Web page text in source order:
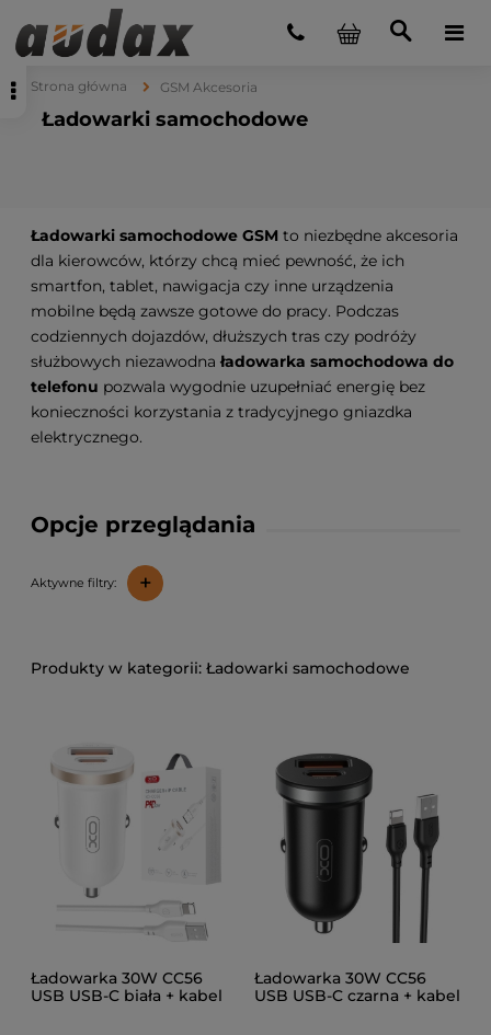
Strona główna GSM Akcesoria
Ładowarki samochodowe
Opcje przeglądania
Aktywne filtry: +
Ładowarki samochodowe GSM to niezbędne akcesoria
dla kierowców, którzy chcą mieć pewność, że ich
smartfon, tablet, nawigacja czy inne urządzenia
mobilne będą zawsze gotowe do pracy. Podczas
codziennych dojazdów, dłuższych tras czy podróży
służbowych niezawodna ładowarka samochodowa do
telefonu pozwala wygodnie uzupełniać energię bez
konieczności korzystania z tradycyjnego gniazdka
elektrycznego.
Ładowarki samochodowe
Ładowarka 30W CC56
USB USB-C biała + kabel
Ładowarka 30W CC56
USB USB-C czarna + kabel